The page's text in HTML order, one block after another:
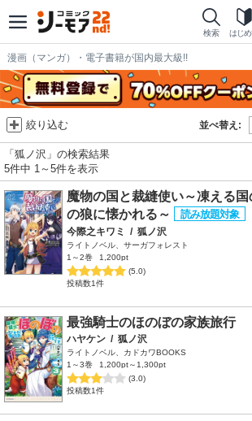
検索 はじ
漫画（マンガ）・電子書籍が国内最大級!!
並べ替え:
絞り込む
「狐ノ沢」の検索結果
5件中 1～5件を表示
魔物の国と裁縫使い～凍える
の狼に懐かれる～
今際之キワミ / 狐ノ沢
ライトノベル、サーガフォレスト
1～2巻
1,200pt
(5.0)
投稿数1件
最強騎士のほのぼの家族旅行
ハヤケン / 狐ノ沢
ライトノベル、カドカワBOOKS
1～3巻
1,200pt～1,300pt
(3.0)
投稿数1件